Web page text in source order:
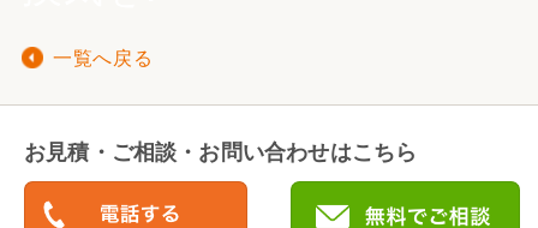
一覧へ戻る
お見積・ご相談・お問い合わせはこちら